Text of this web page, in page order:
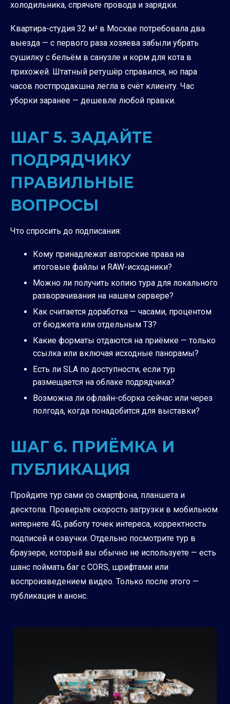
холодильника, спрячьте провода и зарядки.
Квартира-студия 32 м² в Москве потребовала два
выезда — с первого раза хозяева забыли убрать
сушилку с бельём в санузле и корм для кота в
прихожей. Штатный ретушёр справился, но пара
часов постпродакшна легла в счёт клиенту. Час
уборки заранее — дешевле любой правки.
ШАГ 5. ЗАДАЙТЕ
ПОДРЯДЧИКУ
ПРАВИЛЬНЫЕ
ВОПРОСЫ
Что спросить до подписания:
Кому принадлежат авторские права на
итоговые файлы и RAW-исходники?
Можно ли получить копию тура для локального
разворачивания на нашем сервере?
Как считается доработка — часами, процентом
от бюджета или отдельным ТЗ?
Какие форматы отдаются на приёмке — только
ссылка или включая исходные панорамы?
Есть ли SLA по доступности, если тур
размещается на облаке подрядчика?
Возможна ли офлайн-сборка сейчас или через
полгода, когда понадобится для выставки?
ШАГ 6. ПРИЁМКА И
ПУБЛИКАЦИЯ
Пройдите тур сами со смартфона, планшета и
десктопа. Проверьте скорость загрузки в мобильном
интернете 4G, работу точек интереса, корректность
подписей и озвучки. Отдельно посмотрите тур в
браузере, который вы обычно не используете — есть
шанс поймать баг с CORS, шрифтами или
воспроизведением видео. Только после этого —
публикация и анонс.